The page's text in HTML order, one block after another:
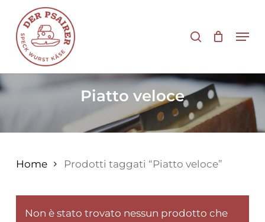
contenuto
principale
Piatto veloce
Home Prodotti taggati “Piatto veloce”
Non è stato trovato nessun prodotto che